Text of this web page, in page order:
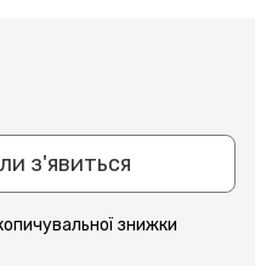
з'явиться
знижки